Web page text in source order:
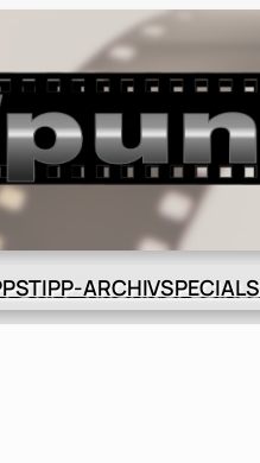
TIPP-ARCHIVSPECIALS